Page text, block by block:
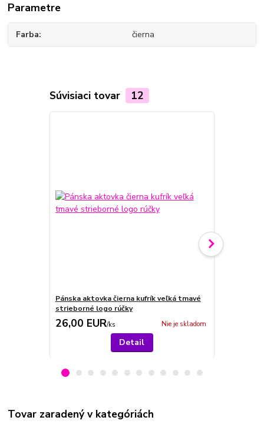
Parametre
Farba čierna
Súvisiaci tovar 12
Pánska aktovka čierna kufrík veľká tmavé
strieborné logo rúčky
26,00 EUR/ks Nie je skladom
Detail
Tovar zaradený v kategóriách